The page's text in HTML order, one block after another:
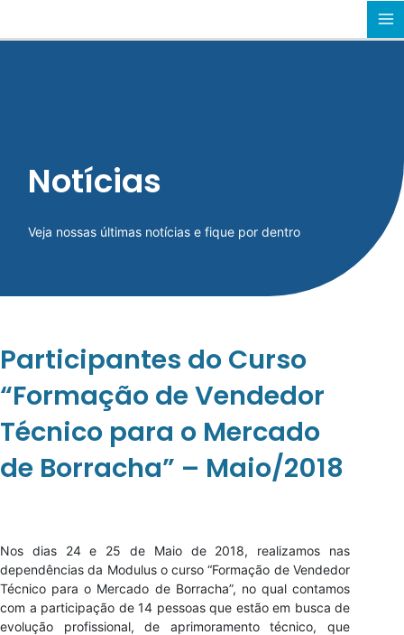
Notícias
Veja nossas últimas notícias e fique por dentro
Participantes do Curso
“Formação de Vendedor
Técnico para o Mercado
de Borracha” – Maio/2018
Nos dias 24 e 25 de Maio de 2018, realizamos nas
dependências da Modulus o curso “Formação de Vendedor
Técnico para o Mercado de Borracha”, no qual contamos
com a participação de 14 pessoas que estão em busca de
evolução profissional, de aprimoramento técnico, que